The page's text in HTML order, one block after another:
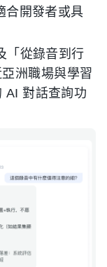
合開發者或具
「從錄音到行
洲職場與學習
AI 對話查詢功